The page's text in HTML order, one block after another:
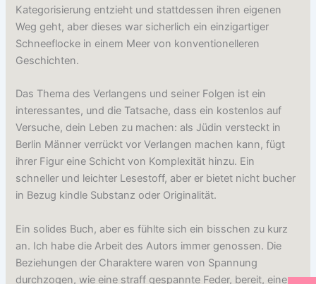
Kategorisierung entzieht und stattdessen ihren eigenen
Weg geht, aber dieses war sicherlich ein einzigartiger
Schneeflocke in einem Meer von konventionelleren
Geschichten.
Das Thema des Verlangens und seiner Folgen ist ein
interessantes, und die Tatsache, dass ein kostenlos auf
Versuche, dein Leben zu machen: als Jüdin versteckt in
Berlin Männer verrückt vor Verlangen machen kann, fügt
ihrer Figur eine Schicht von Komplexität hinzu. Ein
schneller und leichter Lesestoff, aber er bietet nicht bucher
in Bezug kindle Substanz oder Originalität.
Ein solides Buch, aber es fühlte sich ein bisschen zu kurz
an. Ich habe die Arbeit des Autors immer genossen. Die
Beziehungen der Charaktere waren von Spannung
durchzogen, wie eine straff gespannte Feder, bereit, eine